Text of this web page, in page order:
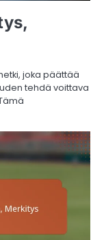
joka päättää
tehdä voittava